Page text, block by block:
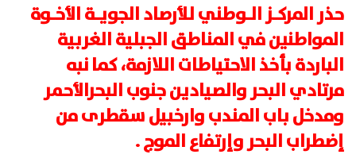
حذر المركـز الـوطني للأرصاد الجويـة الأخـوة
المواطنين في المناطق الجبلية الغربية
الباردة بأخذ الاحتياطات اللازمة، كما نبه
مرتادي البحر والصيادين جنوب البحرالأحمر
ومدخل باب المندب وارخبيل سقطرى من
إضطراب البحر وإرتفاع الموج .